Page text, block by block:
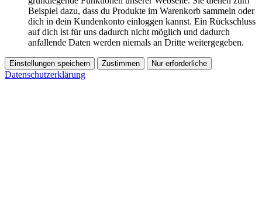
Beispiel dazu, dass du Produkte im Warenkorb sammeln oder
dich in dein Kundenkonto einloggen kannst. Ein Rückschluss
auf dich ist für uns dadurch nicht möglich und dadurch
anfallende Daten werden niemals an Dritte weitergegeben.
Einstellungen speichern Zustimmen Nur erforderliche
Datenschutzerklärung